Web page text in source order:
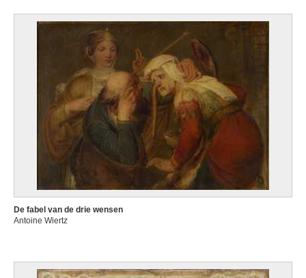
De fabel van de drie wensen
Antoine Wiertz